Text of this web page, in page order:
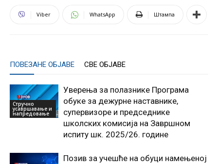
Viber WhatsApp Штампа
ПОВЕЗАНЕ ОБЈАВЕ СВЕ ОБЈАВЕ
Стручно
усавршавање и
напредовање
Уверења за полазнике Програмa
обуке за дежурне наставнике,
супервизоре и председнике
школских комисија на Завршном
испиту шк. 2025/26. године
Позив за учешће на обуци намењеној